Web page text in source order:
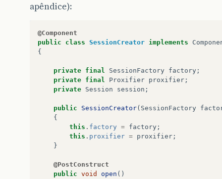
apêndice):
@Component
public
class SessionCreator implements
{
private final SessionFactory factory ;
private final Proxifier proxifier ;
private Session session ;
public SessionCreator( SessionFactory
{
this . factory = factory ;
this . proxifier = proxifier ;
}
@PostConstruct
public void open ()